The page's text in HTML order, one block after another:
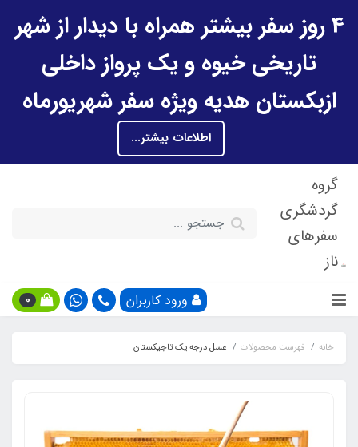
4 روز سفر بیشتر همراه با دیدار از شهر
تاریخی خیوه و یک پرواز داخلی
ازبکستان هدیه ویژه سفر شهریورماه
اطلاعات بیشتر...
گروه
گردشگری
سفرهای
ناز
ورود کاربران 0
خانه فهرست محصولات عسل درجه یک تاجیکستان